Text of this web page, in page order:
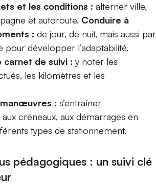
et les conditions : alterner ville,
et autoroute. Conduire à
: de jour, de nuit, mais aussi par
pour développer l’adaptabilité.
carnet de suivi : y noter les
les kilomètres et les
: s’entraîner
créneaux, aux démarrages en
types de stationnement.
pédagogiques : un suivi clé